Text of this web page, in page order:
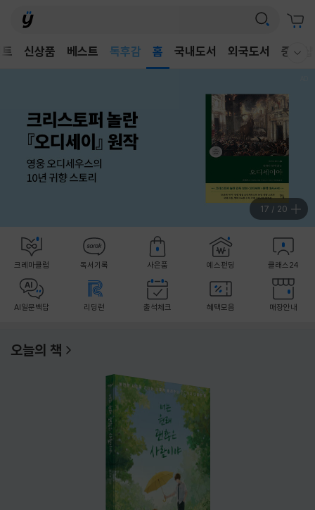
신상품 베스트
독후감
어린이
홈 국내도서 외국도서 중고샵
17 / 20
크레마클럽 독서기록 사은품 예스펀딩 클래스24
AI일문백답 리딩런 출석체크 혜택모음 매장안내
오늘의 책